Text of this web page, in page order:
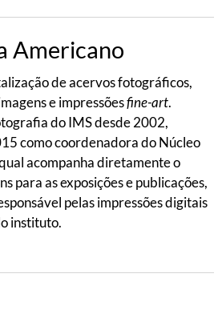
Americano
de acervos fotográficos,
e impressõesfine-art.
do IMS desde 2002,
como coordenadora do Núcleo
acompanha diretamente o
para as exposições e publicações,
pelas impressões digitais
instituto.